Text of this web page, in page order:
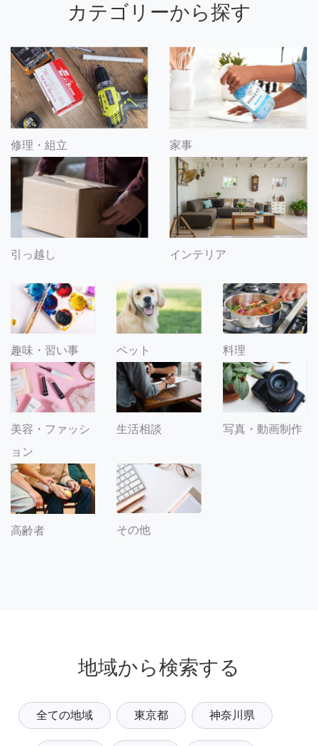
カテゴリーから探す
修理・組立 家事
引っ越し インテリア
趣味・習い事 ペット 料理
美容・ファッシ
ョン
生活相談 写真・動画制作
高齢者 その他
地域から検索する
全ての地域 東京都 神奈川県